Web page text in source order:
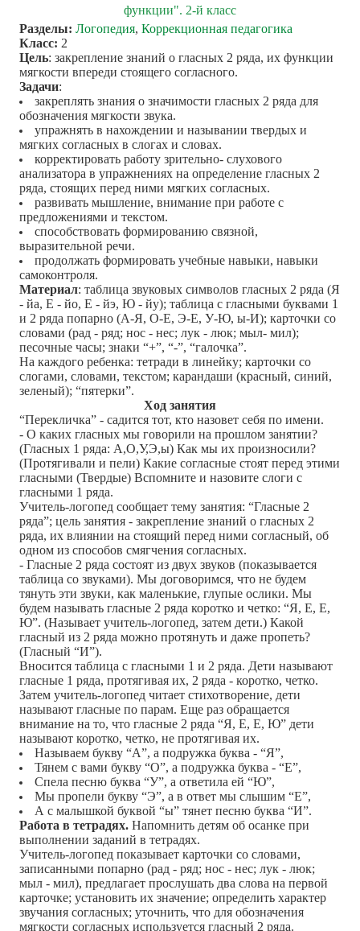
функции". 2-й класс
Разделы: Логопедия, Коррекционная педагогика
Класс: 2
Цель: закрепление знаний о гласных 2 ряда, их функции
мягкости впереди стоящего согласного.
Задачи:
закреплять знания о значимости гласных 2 ряда для
обозначения мягкости звука.
упражнять в нахождении и назывании твердых и
мягких согласных в слогах и словах.
корректировать работу зрительно- слухового
анализатора в упражнениях на определение гласных 2
ряда, стоящих перед ними мягких согласных.
развивать мышление, внимание при работе с
предложениями и текстом.
способствовать формированию связной,
выразительной речи.
продолжать формировать учебные навыки, навыки
самоконтроля.
Материал: таблица звуковых символов гласных 2 ряда (Я
- йа, Е - йо, Е - йэ, Ю - йу); таблица с гласными буквами 1
и 2 ряда попарно (А-Я, О-Е, Э-Е, У-Ю, ы-И); карточки со
словами (рад - ряд; нос - нес; лук - люк; мыл- мил);
песочные часы; знаки “+”, “-”, “галочка”.
На каждого ребенка: тетради в линейку; карточки со
слогами, словами, текстом; карандаши (красный, синий,
зеленый); “пятерки”.
Ход занятия
“Перекличка” - садится тот, кто назовет себя по имени.
- О каких гласных мы говорили на прошлом занятии?
(Гласных 1 ряда: А,О,У,Э,ы) Как мы их произносили?
(Протягивали и пели) Какие согласные стоят перед этими
гласными (Твердые) Вспомните и назовите слоги с
гласными 1 ряда.
Учитель-логопед сообщает тему занятия: “Гласные 2
ряда”; цель занятия - закрепление знаний о гласных 2
ряда, их влиянии на стоящий перед ними согласный, об
одном из способов смягчения согласных.
- Гласные 2 ряда состоят из двух звуков (показывается
таблица со звуками). Мы договоримся, что не будем
тянуть эти звуки, как маленькие, глупые ослики. Мы
будем называть гласные 2 ряда коротко и четко: “Я, Е, Е,
Ю”. (Называет учитель-логопед, затем дети.) Какой
гласный из 2 ряда можно протянуть и даже пропеть?
(Гласный “И”).
Вносится таблица с гласными 1 и 2 ряда. Дети называют
гласные 1 ряда, протягивая их, 2 ряда - коротко, четко.
Затем учитель-логопед читает стихотворение, дети
называют гласные по парам. Еще раз обращается
внимание на то, что гласные 2 ряда “Я, Е, Е, Ю” дети
называют коротко, четко, не протягивая их.
Называем букву “А”, а подружка буква - “Я”,
Тянем с вами букву “О”, а подружка буква - “Е”,
Спела песню буква “У”, а ответила ей “Ю”,
Мы пропели букву “Э”, а в ответ мы слышим “Е”,
А с малышкой буквой “ы” тянет песню буква “И”.
Работа в тетрадях. Напомнить детям об осанке при
выполнении заданий в тетрадях.
Учитель-логопед показывает карточки со словами,
записанными попарно (рад - ряд; нос - нес; лук - люк;
мыл - мил), предлагает прослушать два слова на первой
карточке; установить их значение; определить характер
звучания согласных; уточнить, что для обозначения
мягкости согласных используется гласный 2 ряда.